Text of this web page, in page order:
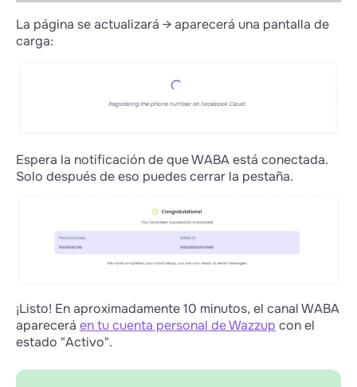
La página se actualizará → aparecerá una pantalla de
carga:
Espera la notificación de que WABA está conectada.
Solo después de eso puedes cerrar la pestaña.
¡Listo! En aproximadamente 10 minutos, el canal WABA
aparecerá en tu cuenta personal de Wazzup con el
estado "Activo".